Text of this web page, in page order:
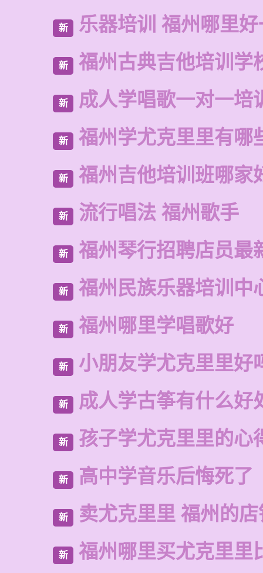
新 乐器培训 福州哪里
新 福州古典吉他培训学
新 成人学唱歌一对一培
新 福州学尤克里里有哪
新 福州吉他培训班哪家
新 流行唱法 福州歌手
新 福州琴行招聘店员最
新 福州民族乐器培训中
新 福州哪里学唱歌好
新 小朋友学尤克里里好
新 成人学古筝有什么好
新 孩子学尤克里里的心
新 高中学音乐后悔死了
新 卖尤克里里 福州的店
新 福州哪里买尤克里里